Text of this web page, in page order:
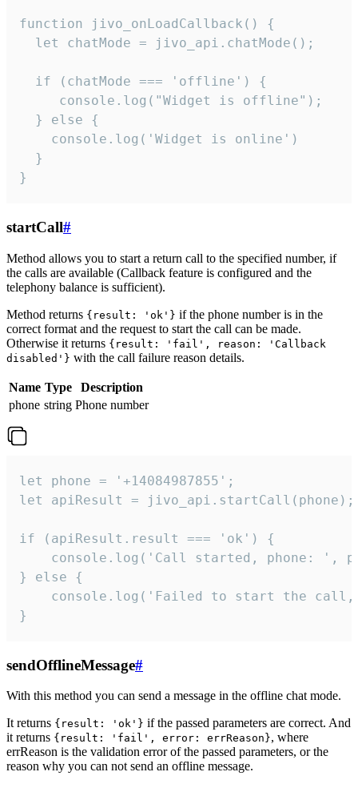
function jivo_onLoadCallback() {
  let chatMode = jivo_api.chatMode();
  if (chatMode === 'offline') {
     console.log("Widget is offline");
  } else {
    console.log('Widget is online')
  }
}
startCall#
Method allows you to start a return call to the specified number, if
the calls are available (Callback feature is configured and the
telephony balance is sufficient).
Method returns {result: 'ok'} if the phone number is in the
correct format and the request to start the call can be made.
Otherwise it returns {result: 'fail', reason: 'Callback
disabled'} with the call failure reason details.
Name Type
Description
phone string Phone number
let phone = '+14084987855';
let apiResult = jivo_api.startCall(phone);
if (apiResult.result === 'ok') {
console.log('Call started, phone: ',
} else {
console.log('Failed to start the
}
sendOfflineMessage#
With this method you can send a message in the offline chat mode.
It returns {result: 'ok'} if the passed parameters are correct. And
it returns {result: 'fail', error: errReason}, where
errReason is the validation error of the passed parameters, or the
reason why you can not send an offline message.